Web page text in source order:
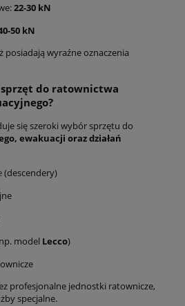
22-30 kN
50 kN
posiadają wyraźne oznaczenia
sprzęt do ratownictwa
się szeroki wybór sprzętu do
ewakuacji oraz działań
(descendery)
model Lecco)
profesjonalne jednostki ratownicze,
specjalne.